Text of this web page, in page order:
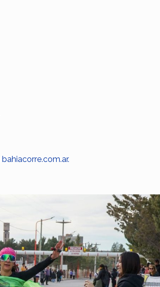
bahiacorre.com.ar.